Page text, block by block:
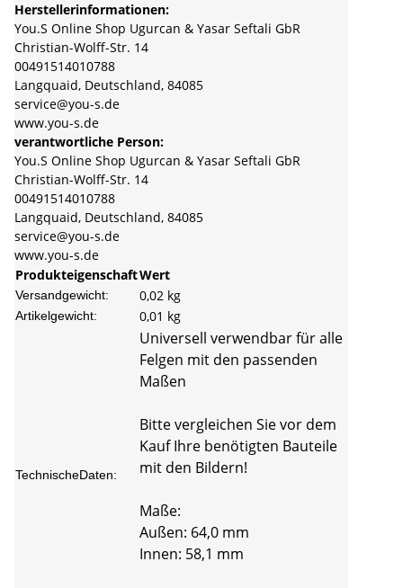
Herstellerinformationen:
You.S Online Shop Ugurcan & Yasar Seftali GbR
Christian-Wolff-Str. 14
00491514010788
Langquaid, Deutschland, 84085
service@you-s.de
www.you-s.de
verantwortliche Person:
You.S Online Shop Ugurcan & Yasar Seftali GbR
Christian-Wolff-Str. 14
00491514010788
Langquaid, Deutschland, 84085
service@you-s.de
www.you-s.de
ProdukteigenschaftWert
Versandgewicht: 0,02 kg
Artikelgewicht: 0,01 kg
TechnischeDaten:
Universell verwendbar für alle
Felgen mit den passenden
Maßen
Bitte vergleichen Sie vor dem
Kauf Ihre benötigten Bauteile
mit den Bildern!
Maße:
Außen: 64,0 mm
Innen: 58,1 mm